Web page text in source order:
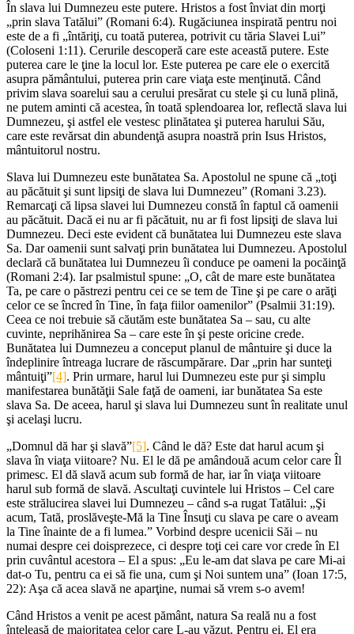
În slava lui Dumnezeu este putere. Hristos a fost înviat din morţi
„prin slava Tatălui” (Romani 6:4). Rugăciunea inspirată pentru noi
este de a fi „întăriţi, cu toată puterea, potrivit cu tăria Slavei Lui”
(Coloseni 1:11). Cerurile descoperă care este această putere. Este
puterea care le ţine la locul lor. Este puterea pe care ele o exercită
asupra pământului, puterea prin care viaţa este menţinută. Când
privim slava soarelui sau a cerului presărat cu stele şi cu lună plină,
ne putem aminti că acestea, în toată splendoarea lor, reflectă slava lui
Dumnezeu, şi astfel ele vestesc plinătatea şi puterea harului Său,
care este revărsat din abundenţă asupra noastră prin Isus Hristos,
mântuitorul nostru.
Slava lui Dumnezeu este bunătatea Sa. Apostolul ne spune că „toţi
au păcătuit şi sunt lipsiţi de slava lui Dumnezeu” (Romani 3.23).
Remarcaţi că lipsa slavei lui Dumnezeu constă în faptul că oamenii
au păcătuit. Dacă ei nu ar fi păcătuit, nu ar fi fost lipsiţi de slava lui
Dumnezeu. Deci este evident că bunătatea lui Dumnezeu este slava
Sa. Dar oamenii sunt salvaţi prin bunătatea lui Dumnezeu. Apostolul
declară că bunătatea lui Dumnezeu îi conduce pe oameni la pocăinţă
(Romani 2:4). Iar psalmistul spune: „O, cât de mare este bunătatea
Ta, pe care o păstrezi pentru cei ce se tem de Tine şi pe care o arăţi
celor ce se încred în Tine, în faţa fiilor oamenilor” (Psalmii 31:19).
Ceea ce noi trebuie să căutăm este bunătatea Sa – sau, cu alte
cuvinte, neprihănirea Sa – care este în şi peste oricine crede.
Bunătatea lui Dumnezeu a conceput planul de mântuire şi duce la
îndeplinire întreaga lucrare de răscumpărare. Dar „prin har sunteţi
mântuiţi”[4]. Prin urmare, harul lui Dumnezeu este pur şi simplu
manifestarea bunătăţii Sale faţă de oameni, iar bunătatea Sa este
slava Sa. De aceea, harul şi slava lui Dumnezeu sunt în realitate unul
şi acelaşi lucru.
„Domnul dă har şi slavă”[5]. Când le dă? Este dat harul acum şi
slava în viaţa viitoare? Nu. El le dă pe amândouă acum celor care Îl
primesc. El dă slavă acum sub formă de har, iar în viaţa viitoare
harul sub formă de slavă. Ascultaţi cuvintele lui Hristos – Cel care
este strălucirea slavei lui Dumnezeu – când s-a rugat Tatălui: „Şi
acum, Tată, proslăveşte-Mă la Tine Însuţi cu slava pe care o aveam
la Tine înainte de a fi lumea.” Vorbind despre ucenicii Săi – nu
numai despre cei doisprezece, ci despre toţi cei care vor crede în El
prin cuvântul acestora – El a spus: „Eu le-am dat slava pe care Mi-ai
dat-o Tu, pentru ca ei să fie una, cum şi Noi suntem una” (Ioan 17:5,
22): Aşa că acea slavă ne aparţine, numai să vrem s-o avem!
Când Hristos a venit pe acest pământ, natura Sa reală nu a fost
înţeleasă de majoritatea celor care L-au văzut. Pentru ei, El era